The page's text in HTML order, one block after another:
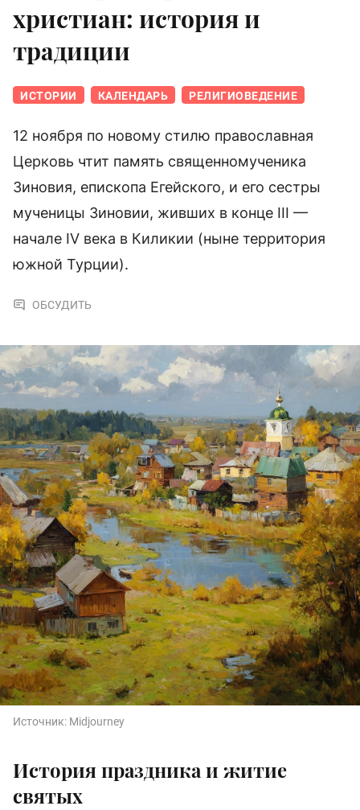
христиан: история и
традиции
ИСТОРИИ КАЛЕНДАРЬ РЕЛИГИОВЕДЕНИЕ
12 ноября по новому стилю православная
Церковь чтит память священномученика
Зиновия, епископа Егейского, и его сестры
мученицы Зиновии, живших в конце III —
начале IV века в Киликии (ныне территория
южной Турции).
ОБСУДИТЬ
Источник: Midjourney
История праздника и житие
святых